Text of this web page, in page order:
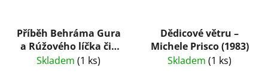
Příběh Behráma Gura
a Rúžového líčka čili
sedm dní a sedm nocí
Skladem (1 ks)
Dědicové větru –
Michele Prisco (1983)
Skladem (1 ks)